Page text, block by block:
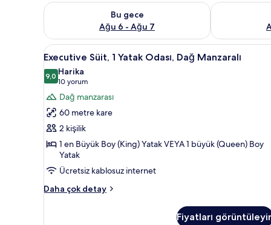
Bu gece
Ağu 6 - Ağu 7
Bu gece için müsaitliği kontrol et Ağu 6 - Ağu 7
Yarın için
Executive
Süit,
1
Yatak
Odası,
Dağ
Manzaralı
için
tüm
fotoğrafları
görün
Executive Süit, 1 Yatak
6
Executive Süit, 1 Yatak Odası, Dağ Manzaralı
9,09,0 / 10
Harika
10 yorum
(10
yorum)
Dağ manzarası
60 metre kare
2 kişilik
1 en Büyük Boy (King) Yatak VEYA 1 büyük (Queen) Boy
Yatak
Ücretsiz kablosuz internet
Daha çok detay
Executive
Fiyatları